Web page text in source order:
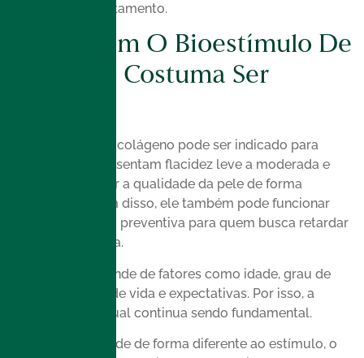
meses após o tratamento.
Para Quem O Bioestímulo De
Colágeno Costuma Ser
O bioestímulo de colágeno pode ser indicado para
pessoas que apresentam flacidez leve a moderada e
desejam melhorar a qualidade da pele de forma
progressiva. Além disso, ele também pode funcionar
como uma opção preventiva para quem busca retardar
a perda de firmeza.
A indicação depende de fatores como idade, grau de
flacidez, hábitos de vida e expectativas. Por isso, a
avaliação individual continua sendo fundamental.
Cada pele responde de forma diferente ao estímulo, o